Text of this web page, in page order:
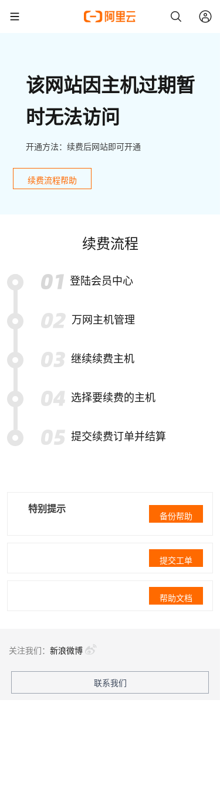
该网站因主机过期暂
时无法访问
开通方法：续费后网站即可开通
续费流程帮助
续费流程
登陆会员中心
万网主机管理
继续续费主机
选择要续费的主机
提交续费订单并结算
特别提示
备份帮助
提交工单
帮助文档